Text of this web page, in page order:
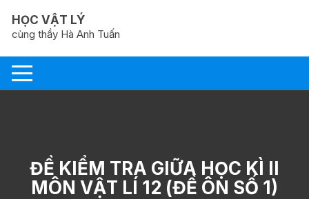
nội
dung
HỌC VẬT LÝ
cùng thầy Hà Anh Tuấn
ĐỀ KIỂM TRA GIỮA HỌC KÌ II
MÔN VẬT LÍ 12 (ĐỀ ÔN SỐ 1)